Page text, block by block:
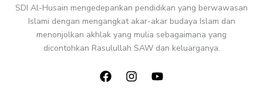
SDI Al-Husain mengedepankan pendidikan yang berwawasan
Islami dengan mengangkat akar-akar budaya Islam dan
menonjolkan akhlak yang mulia sebagaimana yang
dicontohkan Rasulullah SAW dan keluarganya.